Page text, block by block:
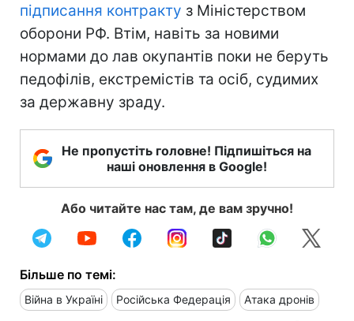
підписання контракту з Міністерством
оборони РФ. Втім, навіть за новими
нормами до лав окупантів поки не беруть
педофілів, екстремістів та осіб, судимих
за державну зраду.
Не пропустіть головне! Підпишіться на
наші оновлення в Google!
Або читайте нас там, де вам зручно!
Більше по темі:
Війна в Україні Російська Федерація Атака дронів